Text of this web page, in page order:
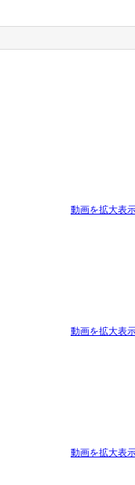
動画を拡大表
動画を拡大表
動画を拡大表